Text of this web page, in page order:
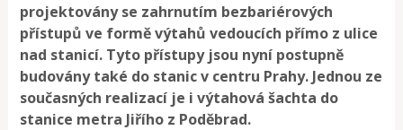
projektovány se zahrnutím bezbariérových
přístupů ve formě výtahů vedoucích přímo z ulice
nad stanicí. Tyto přístupy jsou nyní postupně
budovány také do stanic v centru Prahy. Jednou ze
současných realizací je i výtahová šachta do
stanice metra Jiřího z Poděbrad.